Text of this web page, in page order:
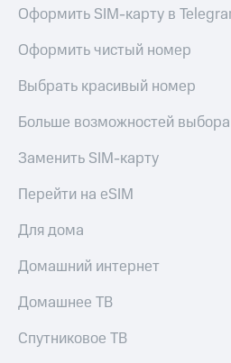
Оформить SIM-карту в
Оформить чистый номер
Выбрать красивый номер
Больше возможностей
Заменить SIM-карту
Перейти на eSIM
Для дома
Домашний интернет
Домашнее ТВ
Спутниковое ТВ